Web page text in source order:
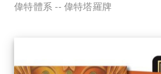
偉特體系 -- 偉特塔羅牌